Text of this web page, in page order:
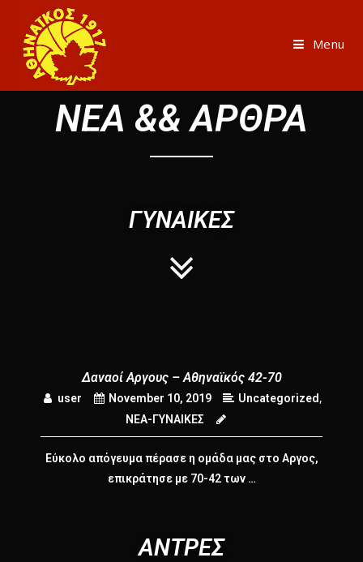
Menu
ΝΕΑ && ΑΡΘΡΑ
ΓΥΝΑΙΚΕΣ
Δαναοί Αργους – Αθηναϊκός 42-70
user November 10, 2019 Uncategorized ,
ΝΕΑ-ΓΥΝΑΙΚΕΣ
Εύκολο απόγευμα πέρασε η ομάδα μας στο Αργος,
επικράτησε με 70-42 των …
ΑΝΤΡΕΣ